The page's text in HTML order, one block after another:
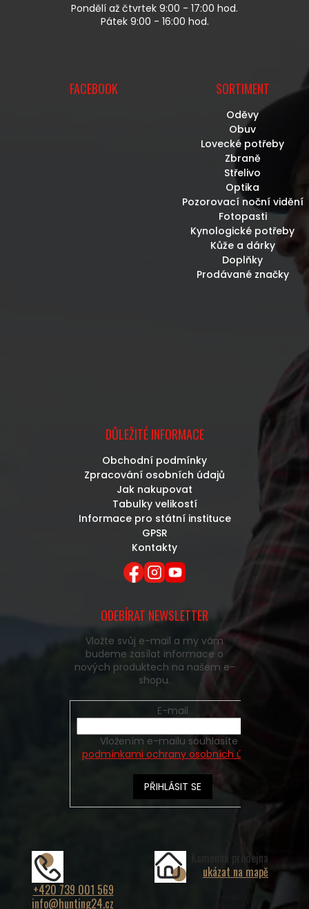
U
Pondělí až čtvrtek 9:00 - 17:00 hod.
Pátek 9:00 - 16:00 hod.
FACEBOOK SORTIMENT
Oděvy
Obuv
Lovecké potřeby
Zbraně
Střelivo
Optika
Pozorovací noční vidění
Fotopasti
Kynologické potřeby
Kůže a dárky
Doplňky
Prodávané značky
DŮLEŽITÉ INFORMACE
Obchodní podmínky
Zpracování osobních údajů
Jak nakupovat
Tabulky velikostí
Informace pro státní instituce
GPSR
Kontakty
ODEBÍRAT NEWSLETTER
Vložte svůj e-mail a my vám
budeme zasílat informace o
nových produktech na našem e-
shopu.
E-mail
podmínkami ochrany osobních údajů
PŘIHLÁSIT SE
+420 739 001 569
info@hunting24.cz
Kamenná prodejna
ukázat na mapě